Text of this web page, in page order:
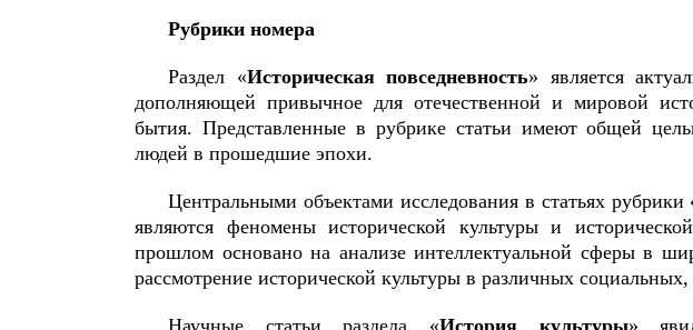
Рубрики номера
Раздел «Историческая повседневность» является
дополняющей привычное для отечественной и мировой
бытия. Представленные в рубрике статьи имеют общей
людей в прошедшие эпохи.
Центральными объектами исследования в статьях рубрики
являются феномены исторической культуры и
прошлом основано на анализе интеллектуальной сферы в
рассмотрение исторической культуры в различных
Научные статьи раздела «История культуры»